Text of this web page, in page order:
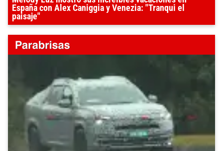
España con Alex Caniggia y Venezia: "Tranqui el
paisaje"